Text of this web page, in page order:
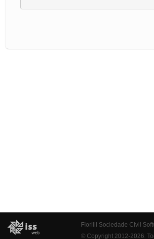
Fiorilli Sociedade Civil
© Copyright 2012-2026.